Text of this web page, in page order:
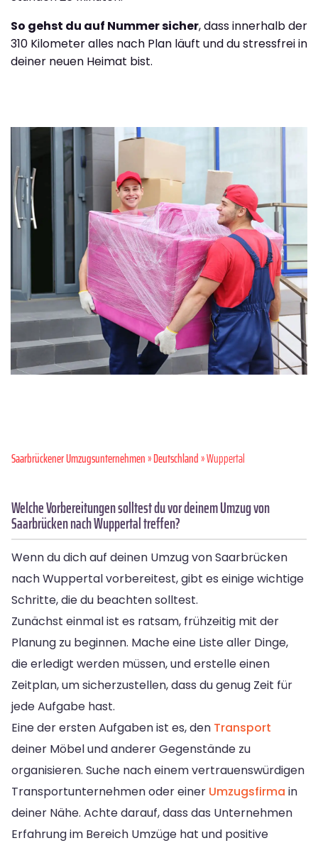
So gehst du auf Nummer sicher, dass innerhalb der
310 Kilometer alles nach Plan läuft und du stressfrei in
deiner neuen Heimat bist.
Saarbrückener Umzugsunternehmen»Deutschland» Wuppertal
Welche Vorbereitungen solltest du vor deinem Umzug von
Saarbrücken nach Wuppertal treffen?
Wenn du dich auf deinen Umzug von Saarbrücken
nach Wuppertal vorbereitest, gibt es einige wichtige
Schritte, die du beachten solltest.
Zunächst einmal ist es ratsam, frühzeitig mit der
Planung zu beginnen. Mache eine Liste aller Dinge,
die erledigt werden müssen, und erstelle einen
Zeitplan, um sicherzustellen, dass du genug Zeit für
jede Aufgabe hast.
Eine der ersten Aufgaben ist es, den Transport
deiner Möbel und anderer Gegenstände zu
organisieren. Suche nach einem vertrauenswürdigen
Transportunternehmen oder einer Umzugsfirma in
deiner Nähe. Achte darauf, dass das Unternehmen
Erfahrung im Bereich Umzüge hat und positive